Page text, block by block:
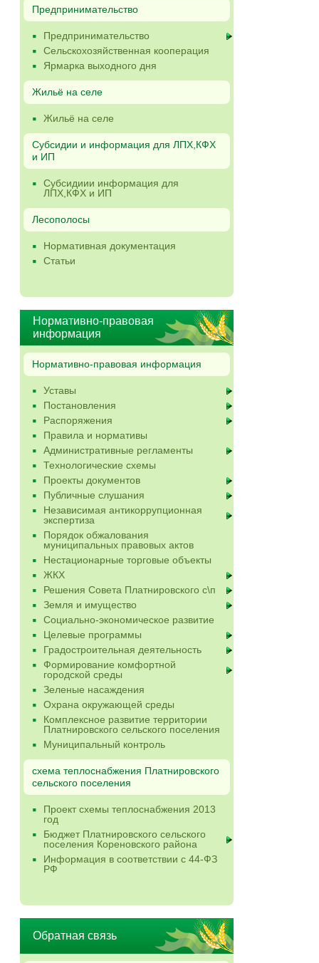
Предпринимательство
Предпринимательство
Сельскохозяйственная кооперация
Ярмарка выходного дня
Жильё на селе
Жильё на селе
Субсидии и информация для ЛПХ,КФХ
и ИП
Субсидиии информация для
ЛПХ,КФХ и ИП
Лесополосы
Нормативная документация
Статьи
Нормативно-правовая
информация
Нормативно-правовая информация
Уставы
Постановления
Распоряжения
Правила и нормативы
Административные регламенты
Технологические схемы
Проекты документов
Публичные слушания
Независимая антикоррупционная
экспертиза
Порядок обжалования
муниципальных правовых актов
Нестационарные торговые объекты
ЖКХ
Решения Совета Платнировского с\п
Земля и имущество
Социально-экономическое развитие
Целевые программы
Градостроительная деятельность
Формирование комфортной
городской среды
Зеленые насаждения
Охрана окружающей среды
Комплексное развитие территории
Платнировского сельского поселения
Муниципальный контроль
схема теплоснабжения Платнировского
сельского поселения
Проект схемы теплоснабжения 2013
год
Бюджет Платнировского сельского
поселения Кореновского района
Информация в соответствии с 44-ФЗ
РФ
Обратная связь